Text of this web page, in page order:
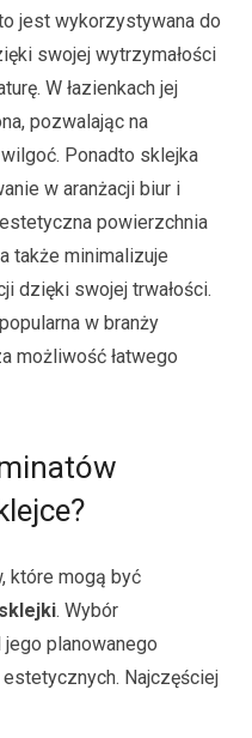
jest wykorzystywana do
swojej wytrzymałości
W łazienkach jej
pozwalając na
Ponadto sklejka
w aranżacji biur i
powierzchnia
także minimalizuje
dzięki swojej trwałości.
w branży
możliwość łatwego
które mogą być
sklejki. Wybór
planowanego
Najczęściej